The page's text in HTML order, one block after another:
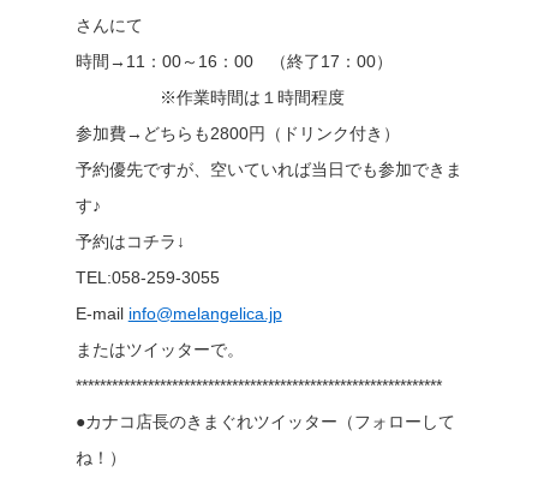
さんにて
時間→11：00～16：00 （終了17：00）
※作業時間は１時間程度
参加費→どちらも2800円（ドリンク付き）
予約優先ですが、空いていれば当日でも参加できま
す♪
予約はコチラ↓
TEL:058-259-3055
E-mail info@melangelica.jp
またはツイッターで。
*************************************************************
●カナコ店長のきまぐれツイッター（フォローして
ね！）